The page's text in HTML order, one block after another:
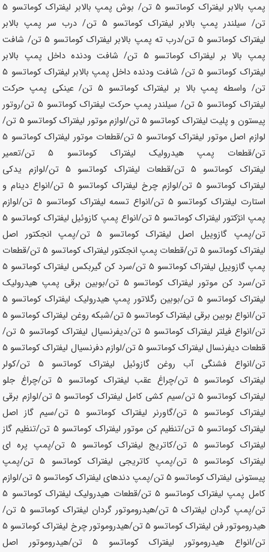
پمپ بالابر لیفتراک کوماتسو
/ بوش پمپ بالابر لیفتراک کوماتسو 5
تن/ سیلندر پمپ بالابر لیفتراک کوماتسو 5 تن
/ درب سر پمپ بالابر
لیفتراک کوماتسو 5 تن /درب ته پمپ بالابر لیفتراک کوماتسو
/ شافت
پمپ بالا بر لیفتراک کوماتسو 5 تن
/ شافت ودنده داخل پمپ بالابر
لیفتراک کوماتسو
/ شافت ودنده داخل پمپ بالابر لیفتراک کوماتسو 5
تن/ واسطه پمپ بالا بر لیفتراک کوماتسو
/ عینکی پمپ حرکت
لیفتراک کوماتسو
/ سیلندر پمپ حرکت لیفتراک کوماتسو
/روتور
پیستون و پلیت لیفتراک کوماتسو
/لوازم موتور لیفتراک کوماتسو 5 تن
/
لوازم اصل موتور لیفتراک کوماتسو
/قطعات موتور لیفتراک کوماتسو 5
تن/قطعات پمپ هیدرولیک لیفتراک کوماتسو
/تعمیر
لیفتراک کوماتسو
/قطعات لیفتراک کوماتسو
/لوازم یدکی
لیفتراک کوماتسو 5 تن /لوازم چرخ لیفتراک کوماتسو 5 تن
/انواع دینام و
استارت لیفتراک کوماتسو 5 تن /انواع تسمه لیفتراک کوماتسو
/لوازم
پمپ انژکتور لیفتراک کوماتسو
/انواع پمپ کازوئیل لیفتراک کوماتسو 5
تن/پمپ گازوییل اصل لیفتراک کوماتسو
/پمپ انجکتور اصل
لیفتراک کوماتسو 5 تن /قطعات پمپ انجکتور لیفتراک کوماتسو
/قطعات
پمپ گازوییل لیفتراک کوماتسو 5 تن /سرد کن گیربکس لیفتراک کوماتسو 5
تن/سرد کن موتور لیفتراک کوماتسو 5 تن
/بوبین برقی پمپ هیدرولیک
لیفتراک کوماتسو 5 تن /بوبین رگلاتور پمپ هیدرولیک لیفتراک کوماتسو 5
تن/انواع بوبین برقی لیفتراک کوماتسو 5 تن /شبکه روغن لیفتراک کوماتسو 5
تن/انواع فیلتر لیفتراک کوماتسو 5 تن /دیفرنسیال لیفتراک کوماتسو
/
قطعات دیفرنسال لیفتراک کوماتسو 5 تن /لوازم دفرنسیال لیفتراک کوماتسو 5
تن/انواع فشنگی آب روغن گازوئیل لیفتراک کوماتسو 5 تن
/کولر
لیفتراک کوماتسو 5 تن /چراغ عقب لیفتراک کوماتسو
/چراغ جلو
لیفتراک کوماتسو 5 تن /سیم کشی کامل لیفتراک کوماتسو
/لوازم برقی
لیفتراک کوماتسو 5 تن /گاورنر لیفتراک کوماتسو 5 تن
/سیم گاز اصل
لیفتراک کوماتسو 5 تن /تنظیم کن موتور لیفتراک کوماتسو 5 تن
/تنظیم گاز
لیفتراک کوماتسو
/کاتریج لیفتراک کوماتسو 5 تن
/پمپ پره ای
لیفتراک کوماتسو 5 تن /پمپ کاتریجی لیفتراک کوماتسو
/پمپ
پیستونی لیفتراک کوماتسو 5 تن /پمپ دندهای لیفتراک کوماتسو 5 تن
/لوازم
کامل پمپ لیفتراک کوماتسو
/قطعات هیدرولیک لیفتراک کوماتسو 5
تن/پمپ گردان لیفتراک5 تن /هیدروموتور گردان لیفتراک کوماتسو 5 تن
/
هیدروموتور فن لیفتراک کوماتسو 5 تن /هیدروموتور چرخ لیفتراک کوماتسو 5
تن/انواع هیدروموتور لیفتراک کوماتسو /هیدروموتور اصل